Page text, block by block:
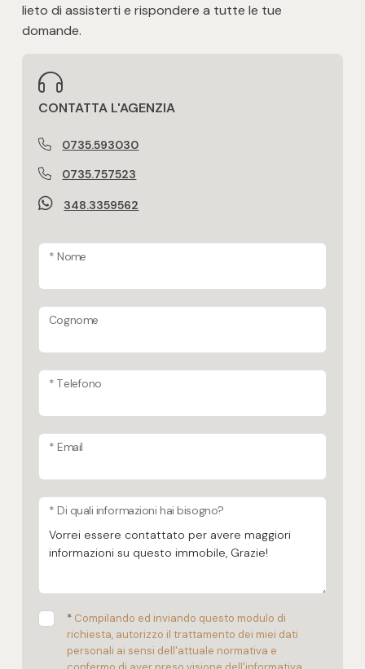
lieto di assisterti e rispondere a tutte le tue
domande.
CONTATTA L'AGENZIA
0735.593030
0735.757523
348.3359562
* Nome
Cognome
* Telefono
* Email
* Di quali informazioni hai bisogno?
* Compilando ed inviando questo modulo di
richiesta, autorizzo il trattamento dei miei dati
personali ai sensi dell'attuale normativa e
4
5+
opzioni
multiscelta
Posto auto/Box
Ascensore
Lusso